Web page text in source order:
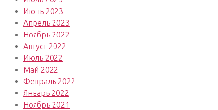
Июнь 2023
Апрель 2023
Ноябрь 2022
Август 2022
Июль 2022
Май 2022
Февраль 2022
Январь 2022
Ноябрь 2021